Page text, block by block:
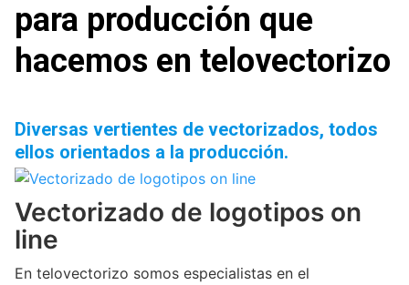
para producción que
hacemos en telovectorizo
Diversas vertientes de vectorizados, todos
ellos orientados a la producción.
Vectorizado de logotipos on
line
En telovectorizo somos especialistas en el